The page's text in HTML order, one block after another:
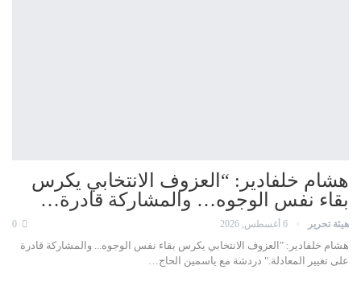
هشام خلفادير: “العزوف الانتخابي يكرس
بقاء نفس الوجوه… والمشاركة قادرة…
هيئة تحرير 6 أغسطس, 2026
هشام خلفادير: "العزوف الانتخابي يكرس بقاء نفس الوجوه... والمشاركة قادرة
على تغيير المعادلة." دردشة مع ياسمين الحاج…